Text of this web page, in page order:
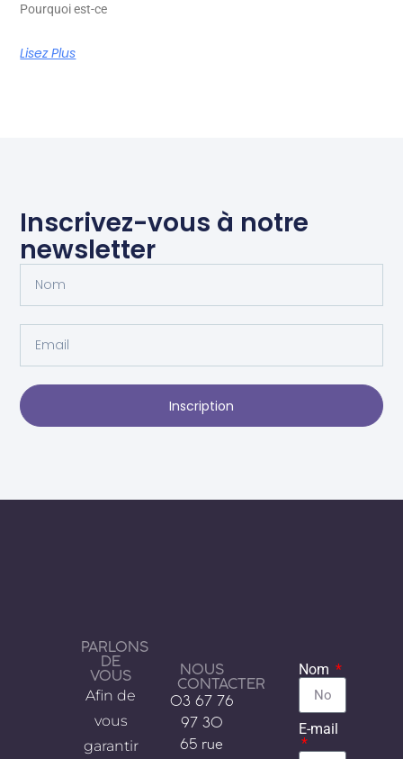
Pourquoi est-ce
Lisez Plus
Inscrivez-vous à notre
newsletter
Inscription
PARLONS
DE
VOUS
Afin de
vous
garantir
NOUS
CONTACTER
03 67 76
97 30
65 rue
Nom
E-mail